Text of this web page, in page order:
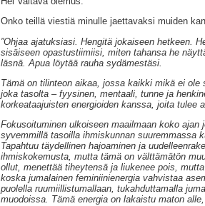
Onko teillä viestiä minulle jaettavaksi muiden
”Ohjaa ajatuksiasi. Hengitä jokaiseen hetkeen.
sisäiseen opastustiimiisi, miten tahansa he
läsnä. Apua löytää rauha sydämestäsi.
Tämä on tilinteon aikaa, jossa kaikki mikä ei ole
joka tasolta – fyysinen, mentaali, tunne ja
korkeataajuisten energioiden kanssa, joita tulee
Fokusoituminen ulkoiseen maailmaan koko
syvemmillä tasoilla ihmiskunnan suuremmassa
Tapahtuu täydellinen hajoaminen ja
ihmiskokemusta, mutta tämä on välttämätön
ollut, menettää tiheytensä ja liukenee pois,
koska jumalainen feminiinienergia vahvistaa
puolella ruumiillistumallaan, tukahduttamalla
muodoissa. Tämä energia on lakaistu maton